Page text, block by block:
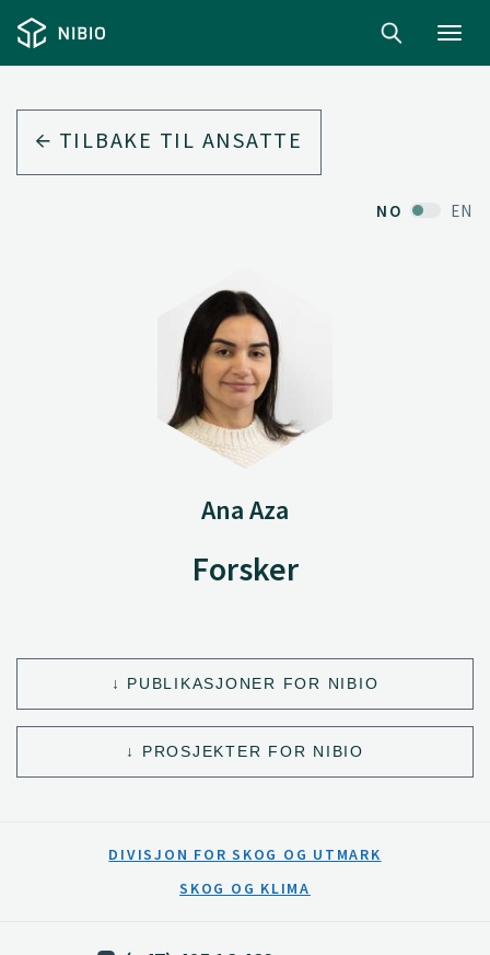
TILBAKE TIL ANSATTE
NO EN
Ana Aza
Forsker
PUBLIKASJONER FOR NIBIO
PROSJEKTER FOR NIBIO
DIVISJON FOR SKOG OG UTMARK
SKOG OG KLIMA